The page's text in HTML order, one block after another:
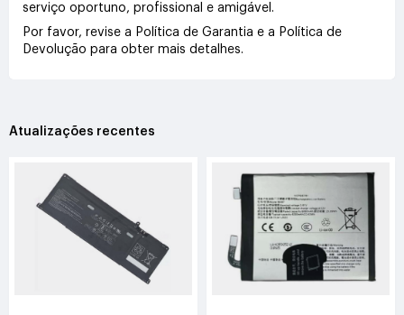
serviço oportuno, profissional e amigável.
Por favor, revise a Política de Garantia e a Política de
Devolução para obter mais detalhes.
Atualizações recentes